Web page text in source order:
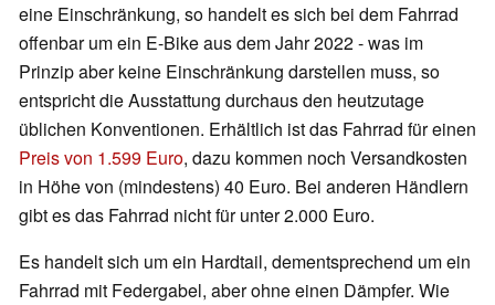
eine Einschränkung, so handelt es sich bei dem Fahrrad
offenbar um ein E-Bike aus dem Jahr 2022 - was im
Prinzip aber keine Einschränkung darstellen muss, so
entspricht die Ausstattung durchaus den heutzutage
üblichen Konventionen. Erhältlich ist das Fahrrad für einen
Preis von 1.599 Euro, dazu kommen noch Versandkosten
in Höhe von (mindestens) 40 Euro. Bei anderen Händlern
gibt es das Fahrrad nicht für unter 2.000 Euro.
Es handelt sich um ein Hardtail, dementsprechend um ein
Fahrrad mit Federgabel, aber ohne einen Dämpfer. Wie